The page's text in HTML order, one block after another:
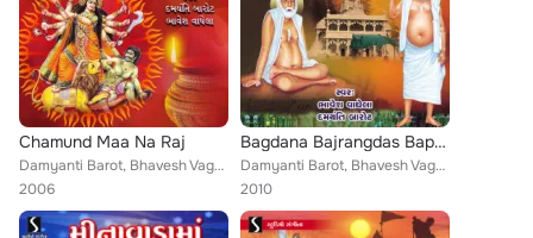
Chamund Maa Na Raj
Damyanti Barot, Bhavesh Vaghela
2006
Bagdana Bajrangdas Bapa Na Raj
Damyanti Barot, Bhavesh Vaghela
2010